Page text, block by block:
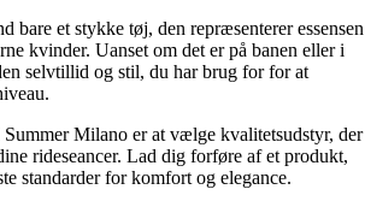
bare et stykke tøj, den repræsenterer essensen
kvinder. Uanset om det er på banen eller i
selvtillid og stil, du har brug for for at
Milano er at vælge kvalitetsudstyr, der
rideseancer. Lad dig forføre af et produkt,
standarder for komfort og elegance.